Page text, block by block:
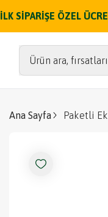
İLK SİPARİŞE ÖZEL
Ürün ara,
Ana Sayfa Paketli